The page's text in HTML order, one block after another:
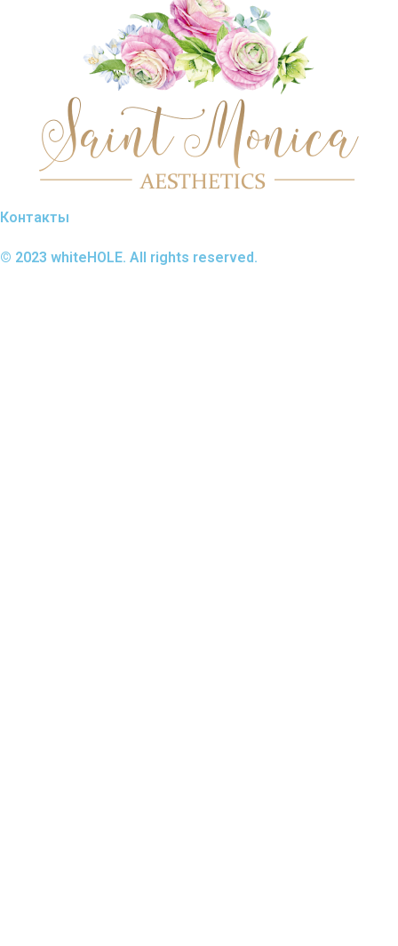
Контакты
© 2023 whiteHOLE. All rights reserved.